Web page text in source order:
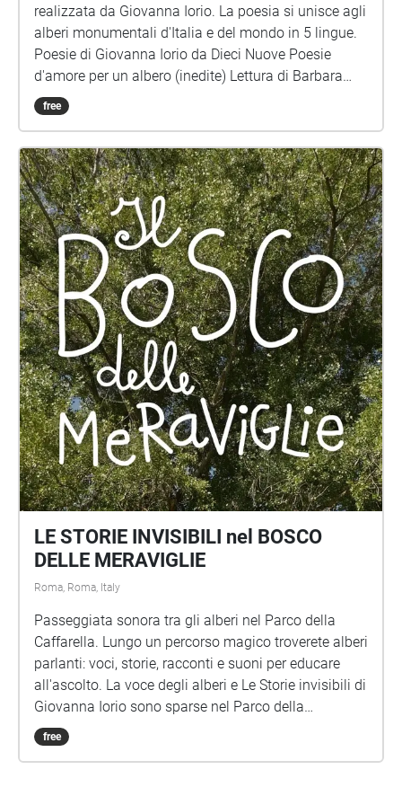
tutto il corpo. Un ascolto che non giudica, ma
accoglie. Un ascolto che rivela l’ambiente non come
sfondo, ma come presenza attiva con cui siamo in
dialogo costante.
realizzata da Giovanna Iorio. La poesia si unisce agli
alberi monumentali d'Italia e del mondo in 5 lingue.
Poesie di Giovanna Iorio da Dieci Nuove Poesie
d'amore per un albero (inedite) Lettura di Barbara
Marchand Musica e montaggio di Lucio Lazzaruolo
(Notturno Concertante) Immagini di copertina: Voice
free
LE STORIE INVISIBILI nel BOSCO
DELLE MERAVIGLIE
Roma, Roma, Italy
Passeggiata sonora tra gli alberi nel Parco della
Caffarella. Lungo un percorso magico troverete alberi
parlanti: voci, storie, racconti e suoni per educare
all'ascolto. La voce degli alberi e Le Storie invisibili di
Giovanna Iorio sono sparse nel Parco della
Caffarella, una passeggiata sonora per bambini di
ogni età. Per festeggiare il centenario della nascita
free